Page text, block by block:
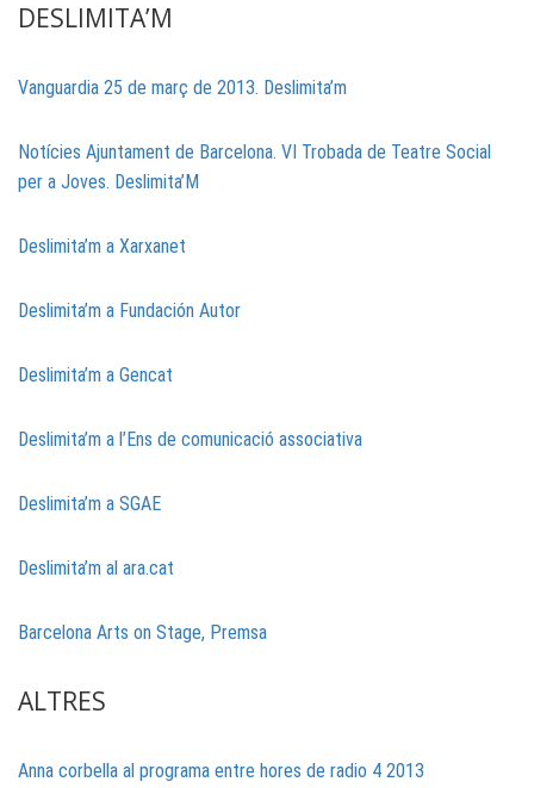
DESLIMITA’M
Vanguardia 25 de març de 2013. Deslimita’m
Notícies Ajuntament de Barcelona. VI Trobada de Teatre Social
per a Joves. Deslimita’M
Deslimita’m a Xarxanet
Deslimita’m a Fundación Autor
Deslimita’m a Gencat
Deslimita’m a l’Ens de comunicació associativa
Deslimita’m a SGAE
Deslimita’m al ara.cat
Barcelona Arts on Stage, Premsa
ALTRES
Anna corbella al programa entre hores de radio 4 2013